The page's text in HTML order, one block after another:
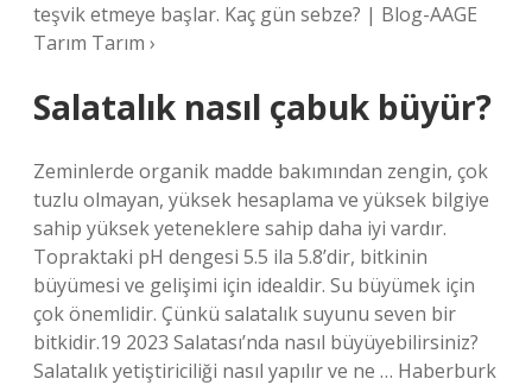
teşvik etmeye başlar. Kaç gün sebze? | Blog-AAGE
Tarım Tarım ›
Salatalık nasıl çabuk büyür?
Zeminlerde organik madde bakımından zengin, çok
tuzlu olmayan, yüksek hesaplama ve yüksek bilgiye
sahip yüksek yeteneklere sahip daha iyi vardır.
Topraktaki pH dengesi 5.5 ila 5.8’dir, bitkinin
büyümesi ve gelişimi için idealdir. Su büyümek için
çok önemlidir. Çünkü salatalık suyunu seven bir
bitkidir.19 2023 Salatası’nda nasıl büyüyebilirsiniz?
Salatalık yetiştiriciliği nasıl yapılır ve ne … Haberburk